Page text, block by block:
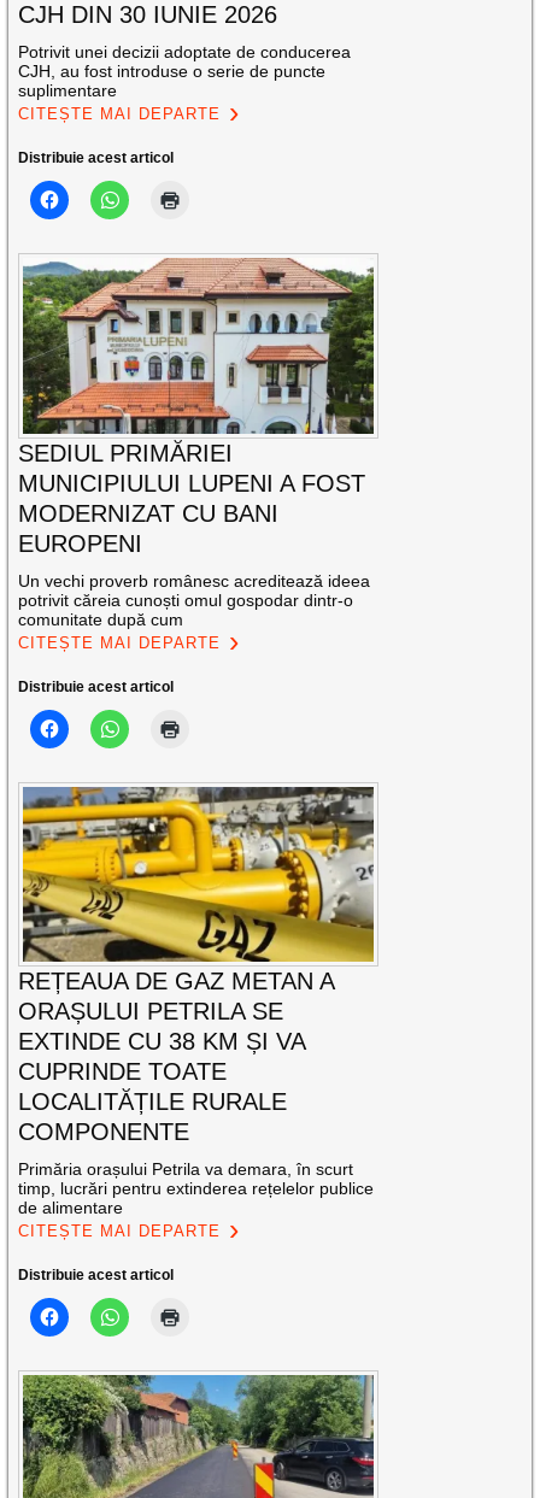
CJH DIN 30 IUNIE 2026
Potrivit unei decizii adoptate de conducerea
CJH, au fost introduse o serie de puncte
suplimentare
CITEȘTE MAI DEPARTE
Distribuie acest articol
SEDIUL PRIMĂRIEI
MUNICIPIULUI LUPENI A FOST
MODERNIZAT CU BANI
EUROPENI
Un vechi proverb românesc acreditează ideea
potrivit căreia cunoști omul gospodar dintr-o
comunitate după cum
CITEȘTE MAI DEPARTE
Distribuie acest articol
REȚEAUA DE GAZ METAN A
ORAȘULUI PETRILA SE
EXTINDE CU 38 KM ȘI VA
CUPRINDE TOATE
LOCALITĂȚILE RURALE
COMPONENTE
Primăria orașului Petrila va demara, în scurt
timp, lucrări pentru extinderea rețelelor publice
de alimentare
CITEȘTE MAI DEPARTE
Distribuie acest articol